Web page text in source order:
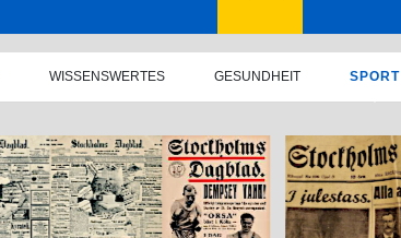
WISSENSWERTES GESUNDHEIT SPORT